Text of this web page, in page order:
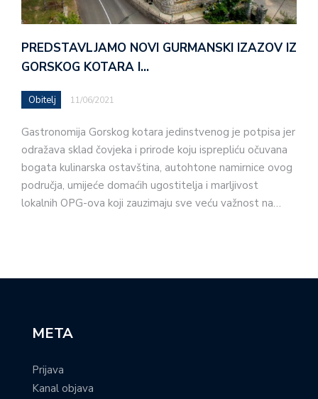
PREDSTAVLJAMO NOVI GURMANSKI IZAZOV IZ
GORSKOG KOTARA I…
Obitelj 11/06/2021
Gastronomija Gorskog kotara jedinstvenog je potpisa jer
odražava sklad čovjeka i prirode koju isprepliću očuvana
bogata kulinarska ostavština, autohtone namirnice ovog
područja, umijeće domaćih ugostitelja i marljivost
lokalnih OPG-ova koji zauzimaju sve veću važnost na…
META
Prijava
Kanal objava